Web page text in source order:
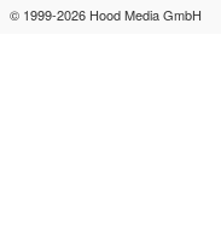
© 1999-2026 Hood Media GmbH